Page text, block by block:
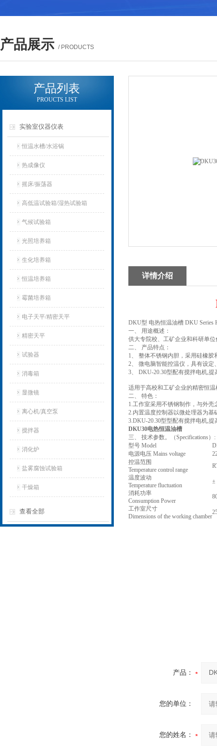
产品展示 / PRODUCTS
产品列表
PROUCTS LIST
实验室仪器仪表
恒温水槽/水浴锅
热成像仪
摇床/振荡器
高低温试验箱/湿热试验箱
气候试验箱
光照培养箱
生化培养箱
恒温培养箱
霉菌培养箱
电子天平/精密天平
精密天平
试验器
消毒箱
显微镜
离心机/真空泵
搅拌器
消化炉
盐雾腐蚀试验箱
干燥箱
查看全部
详情介绍
DKU型 电热恒温油槽 DKU Series
一、 用途概述：
供大专院校、工矿企业和科研单
二、 产品特点：
1、 整体不锈钢内胆，采用硅橡
2、 微电脑智能控温仪，具有设
3、 DKU-20.30型配有搅拌电机,提
适用于高校和工矿企业的精密恒温
二、 特色：
1.工作室采用不锈钢制作，与外
2.内置温度控制器以微处理器为
3.DKU-20.30型型配有搅拌电机,提
DKU30电热恒温油槽
三、 技术参数。（Specifications）:
型号 Model
电源电压 Mains voltage
控温范围
Temperature control range
温度波动
Temperature fluctuation
±
消耗功率
Consumption Power
工作室尺寸
Dimensions of the working chamber
产品：
您的单位：
您的姓名：